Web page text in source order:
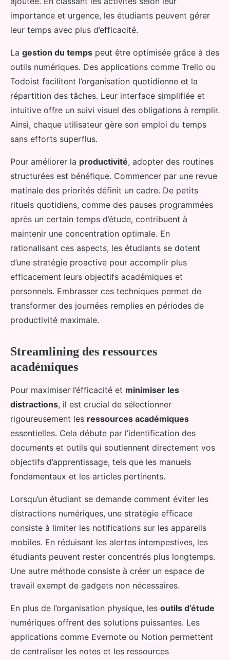
importance et urgence, les étudiants peuvent gérer
leur temps avec plus d’efficacité.
La gestion du temps peut être optimisée grâce à des
outils numériques. Des applications comme Trello ou
Todoist facilitent l’organisation quotidienne et la
répartition des tâches. Leur interface simplifiée et
intuitive offre un suivi visuel des obligations à remplir.
Ainsi, chaque utilisateur gère son emploi du temps
sans efforts superflus.
Pour améliorer la productivité, adopter des routines
structurées est bénéfique. Commencer par une revue
matinale des priorités définit un cadre. De petits
rituels quotidiens, comme des pauses programmées
après un certain temps d’étude, contribuent à
maintenir une concentration optimale. En
rationalisant ces aspects, les étudiants se dotent
d’une stratégie proactive pour accomplir plus
efficacement leurs objectifs académiques et
personnels. Embrasser ces techniques permet de
transformer des journées remplies en périodes de
productivité maximale.
Streamlining des ressources
académiques
Pour maximiser l’éfficacité et minimiser les
distractions, il est crucial de sélectionner
rigoureusement les ressources académiques
essentielles. Cela débute par l’identification des
documents et outils qui soutiennent directement vos
objectifs d’apprentissage, tels que les manuels
fondamentaux et les articles pertinents.
Lorsqu’un étudiant se demande comment éviter les
distractions numériques, une stratégie efficace
consiste à limiter les notifications sur les appareils
mobiles. En réduisant les alertes intempestives, les
étudiants peuvent rester concentrés plus longtemps.
Une autre méthode consiste à créer un espace de
travail exempt de gadgets non nécessaires.
En plus de l’organisation physique, les outils d’étude
numériques offrent des solutions puissantes. Les
applications comme Evernote ou Notion permettent
de centraliser les notes et les ressources